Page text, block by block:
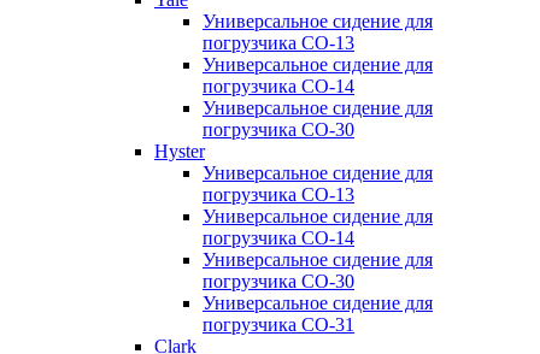
Универсальное сидение для
погрузчика CO-13
Универсальное сидение для
погрузчика CO-14
Универсальное сидение для
погрузчика CO-30
Hyster
Универсальное сидение для
погрузчика CO-13
Универсальное сидение для
погрузчика CO-14
Универсальное сидение для
погрузчика CO-30
Универсальное сидение для
погрузчика CO-31
Clark